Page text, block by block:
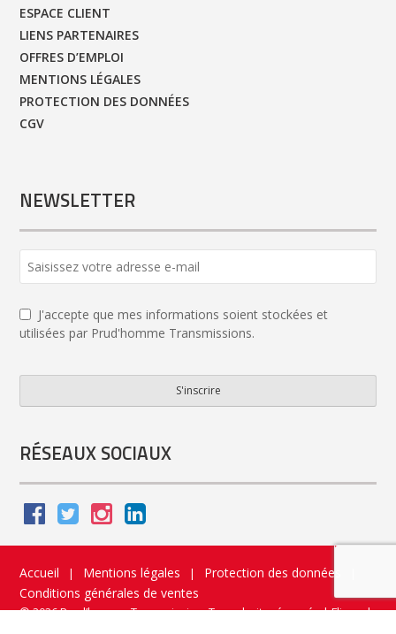
ESPACE CLIENT
LIENS PARTENAIRES
OFFRES D’EMPLOI
MENTIONS LÉGALES
PROTECTION DES DONNÉES
CGV
NEWSLETTER
J'accepte que mes informations soient stockées et
utilisées par Prud'homme Transmissions.
S'inscrire
Address *
RÉSEAUX SOCIAUX
Accueil | Mentions légales | Protection des données
Conditions générales de ventes
© 2026 Prud’homme Transmission. Tous droits réservés|Flippad